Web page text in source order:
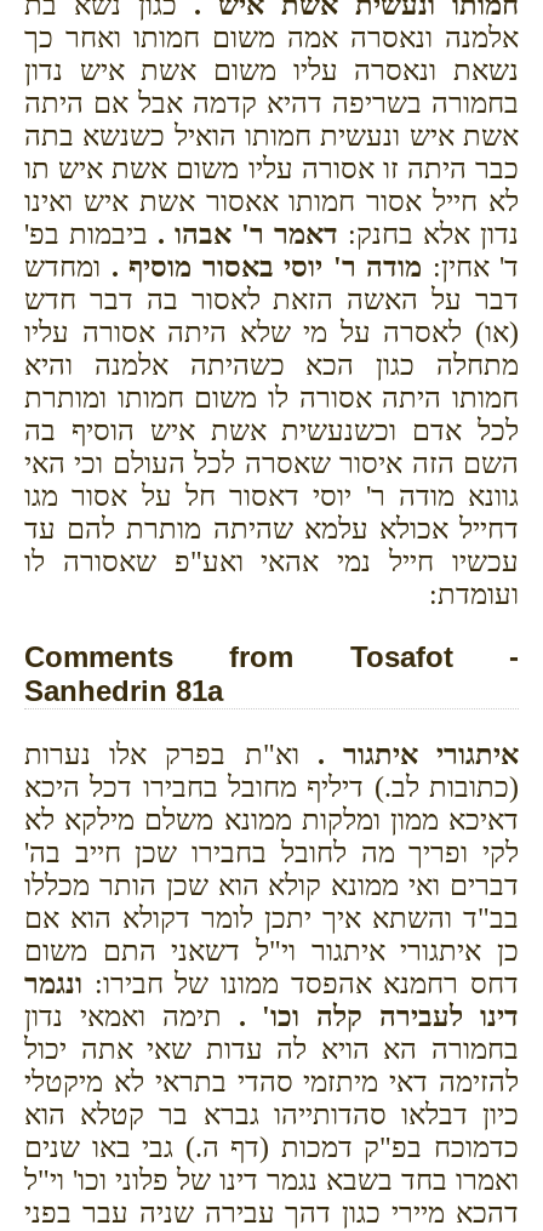
אלמנה ונאסרה אמה משום חמותו ואחר כך
נשאת ונאסרה עליו משום אשת איש נדון
בחמורה בשריפה דהיא קדמה אבל אם היתה
אשת איש ונעשית חמותו הואיל כשנשא בתה
כבר היתה זו אסורה עליו משום אשת איש תו
לא חייל אסור חמותו אאסור אשת איש ואינו
נדון אלא בחנק: דאמר ר' אבהו . ביבמות בפ'
ד' אחין: מודה ר' יוסי באסור מוסיף . ומחדש
דבר על האשה הזאת לאסור בה דבר חדש
(או) לאסרה על מי שלא היתה אסורה עליו
מתחלה כגון הכא כשהיתה אלמנה והיא
חמותו היתה אסורה לו משום חמותו ומותרת
לכל אדם וכשנעשית אשת איש הוסיף בה
השם הזה איסור שאסרה לכל העולם וכי האי
גוונא מודה ר' יוסי דאסור חל על אסור מגו
דחייל אכולא עלמא שהיתה מותרת להם עד
עכשיו חייל נמי אהאי ואע"פ שאסורה לו
ועומדת:
Comments from Tosafot -
Sanhedrin 81a
איתגורי איתגור . וא"ת בפרק אלו נערות
(כתובות לב.) דיליף מחובל בחבירו דכל היכא
דאיכא ממון ומלקות ממונא משלם מילקא לא
לקי ופריך מה לחובל בחבירו שכן חייב בה'
דברים ואי ממונא קולא הוא שכן הותר מכללו
בב"ד והשתא איך יתכן לומר דקולא הוא אם
כן איתגורי איתגור וי"ל דשאני התם משום
דחס רחמנא אהפסד ממונו של חבירו: ונגמר
דינו לעבירה קלה וכו' . תימה ואמאי נדון
בחמורה הא הויא לה עדות שאי אתה יכול
להזימה דאי מיתזמי סהדי בתראי לא מיקטלי
כיון דבלאו סהדותייהו גברא בר קטלא הוא
כדמוכח בפ"ק דמכות (דף ה.) גבי באו שנים
ואמרו בחד בשבא נגמר דינו של פלוני וכו' וי"ל
דהכא מיירי כגון דהך עבירה שניה עבר בפני